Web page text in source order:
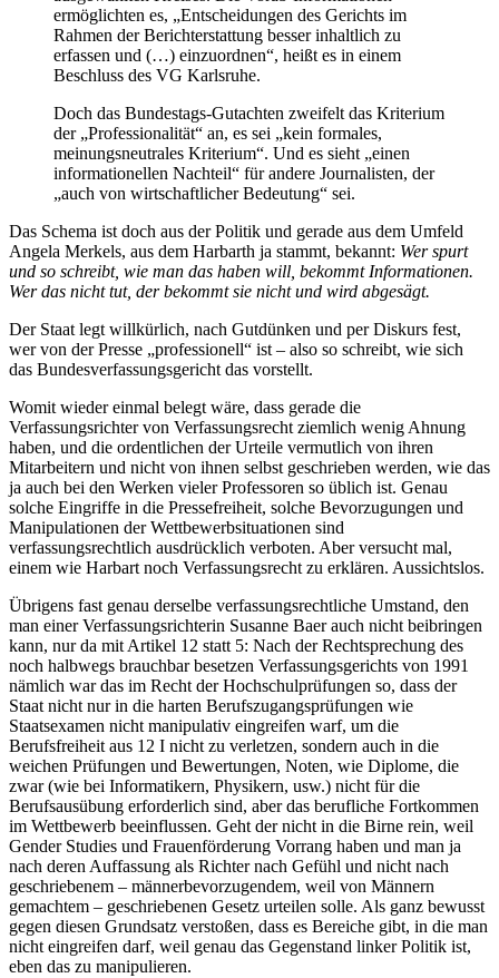
ermöglichten es, „Entscheidungen des Gerichts im
Rahmen der Berichterstattung besser inhaltlich zu
erfassen und (…) einzuordnen“, heißt es in einem
Beschluss des VG Karlsruhe.
Doch das Bundestags-Gutachten zweifelt das Kriterium
der „Professionalität“ an, es sei „kein formales,
meinungsneutrales Kriterium“. Und es sieht „einen
informationellen Nachteil“ für andere Journalisten, der
„auch von wirtschaftlicher Bedeutung“ sei.
Das Schema ist doch aus der Politik und gerade aus dem Umfeld
Angela Merkels, aus dem Harbarth ja stammt, bekannt: Wer spurt
und so schreibt, wie man das haben will, bekommt Informationen.
Wer das nicht tut, der bekommt sie nicht und wird abgesägt.
Der Staat legt willkürlich, nach Gutdünken und per Diskurs fest,
wer von der Presse „professionell“ ist – also so schreibt, wie sich
das Bundesverfassungsgericht das vorstellt.
Womit wieder einmal belegt wäre, dass gerade die
Verfassungsrichter von Verfassungsrecht ziemlich wenig Ahnung
haben, und die ordentlichen der Urteile vermutlich von ihren
Mitarbeitern und nicht von ihnen selbst geschrieben werden, wie das
ja auch bei den Werken vieler Professoren so üblich ist. Genau
solche Eingriffe in die Pressefreiheit, solche Bevorzugungen und
Manipulationen der Wettbewerbsituationen sind
verfassungsrechtlich ausdrücklich verboten. Aber versucht mal,
einem wie Harbart noch Verfassungsrecht zu erklären. Aussichtslos.
Übrigens fast genau derselbe verfassungsrechtliche Umstand, den
man einer Verfassungsrichterin Susanne Baer auch nicht beibringen
kann, nur da mit Artikel 12 statt 5: Nach der Rechtsprechung des
noch halbwegs brauchbar besetzen Verfassungsgerichts von 1991
nämlich war das im Recht der Hochschulprüfungen so, dass der
Staat nicht nur in die harten Berufszugangsprüfungen wie
Staatsexamen nicht manipulativ eingreifen warf, um die
Berufsfreiheit aus 12 I nicht zu verletzen, sondern auch in die
weichen Prüfungen und Bewertungen, Noten, wie Diplome, die
zwar (wie bei Informatikern, Physikern, usw.) nicht für die
Berufsausübung erforderlich sind, aber das berufliche Fortkommen
im Wettbewerb beeinflussen. Geht der nicht in die Birne rein, weil
Gender Studies und Frauenförderung Vorrang haben und man ja
nach deren Auffassung als Richter nach Gefühl und nicht nach
geschriebenem – männerbevorzugendem, weil von Männern
gemachtem – geschriebenen Gesetz urteilen solle. Als ganz bewusst
gegen diesen Grundsatz verstoßen, dass es Bereiche gibt, in die man
nicht eingreifen darf, weil genau das Gegenstand linker Politik ist,
eben das zu manipulieren.